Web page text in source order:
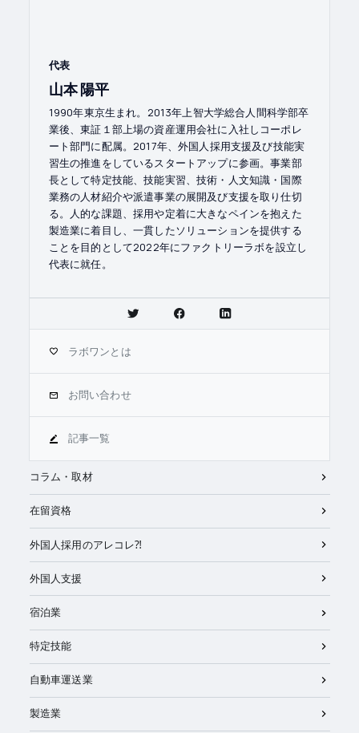
代表
山本 陽平
1990年東京生まれ。2013年上智大学総合人間科学部卒
業後、東証１部上場の資産運用会社に入社しコーポレ
ート部門に配属。2017年、外国人採用支援及び技能実
習生の推進をしているスタートアップに参画。事業部
長として特定技能、技能実習、技術・人文知識・国際
業務の人材紹介や派遣事業の展開及び支援を取り仕切
る。人的な課題、採用や定着に大きなペインを抱えた
製造業に着目し、一貫したソリューションを提供する
ことを目的として2022年にファクトリーラボを設立し
代表に就任。
ラボワンとは
お問い合わせ
記事一覧
コラム・取材
在留資格
外国人採用のアレコレ⁈
外国人支援
宿泊業
特定技能
自動車運送業
製造業